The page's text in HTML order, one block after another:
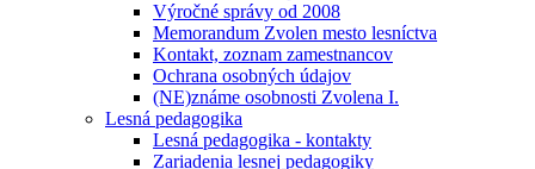
Výročné správy od 2008
Memorandum Zvolen mesto lesníctva
Kontakt, zoznam zamestnancov
Ochrana osobných údajov
(NE)známe osobnosti Zvolena I.
Lesná pedagogika
Lesná pedagogika - kontakty
Zariadenia lesnej pedagogiky